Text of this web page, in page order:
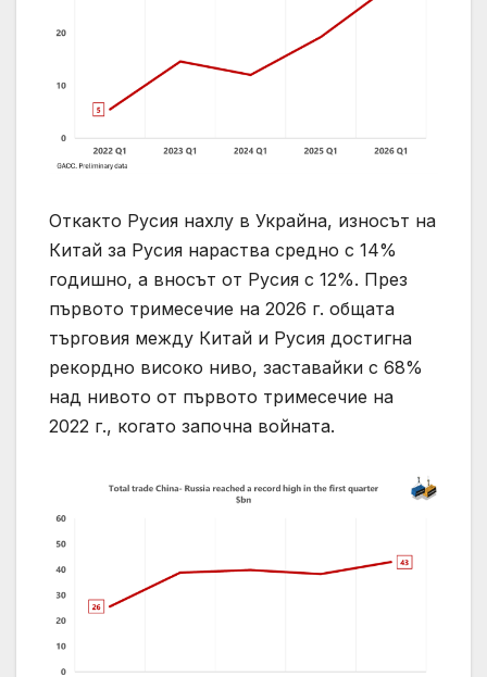
Откакто Русия нахлу в Украйна, износът на
Китай за Русия нараства средно с 14%
годишно, а вносът от Русия с 12%. През
първото тримесечие на 2026 г. общата
търговия между Китай и Русия достигна
рекордно високо ниво, заставайки с 68%
над нивото от първото тримесечие на
2022 г., когато започна войната.